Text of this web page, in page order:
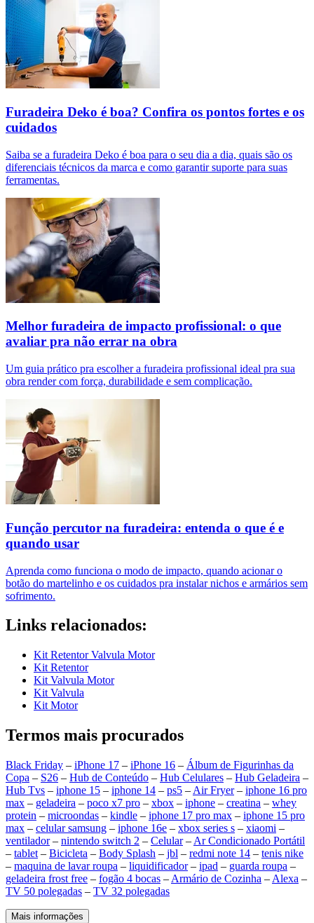
Furadeira Deko é boa? Confira os pontos fortes e os
cuidados
Saiba se a furadeira Deko é boa para o seu dia a dia, quais são os
diferenciais técnicos da marca e como garantir suporte para suas
ferramentas.
Melhor furadeira de impacto profissional: o que
avaliar pra não errar na obra
Um guia prático pra escolher a furadeira profissional ideal pra sua
obra render com força, durabilidade e sem complicação.
Função percutor na furadeira: entenda o que é e
quando usar
Aprenda como funciona o modo de impacto, quando acionar o
botão do martelinho e os cuidados pra instalar nichos e armários sem
sofrimento.
Links relacionados:
Kit Retentor Valvula Motor
Kit Retentor
Kit Valvula Motor
Kit Valvula
Kit Motor
Termos mais procurados
Black Friday – iPhone 17 – iPhone 16 – Álbum de Figurinhas da
Copa – S26 – Hub de Conteúdo – Hub Celulares – Hub Geladeira –
Hub Tvs – iphone 15 – iphone 14 – ps5 – Air Fryer– iphone 16 pro
max – geladeira – poco x7 pro – xbox – iphone – creatina – whey
protein – microondas – kindle – iphone 17 pro max – iphone 15 pro
max – celular samsung – iphone 16e – xbox series s – xiaomi –
ventilador– nintendo switch 2 – Celular– Ar Condicionado Portátil
– tablet – Bicicleta – Body Splash – jbl – redmi note 14 – tenis nike
– maquina de lavar roupa – liquidificador– ipad – guarda roupa –
geladeira frost free – fogão 4 bocas – Armário de Cozinha – Alexa –
TV 50 polegadas – TV 32 polegadas
Mais informações